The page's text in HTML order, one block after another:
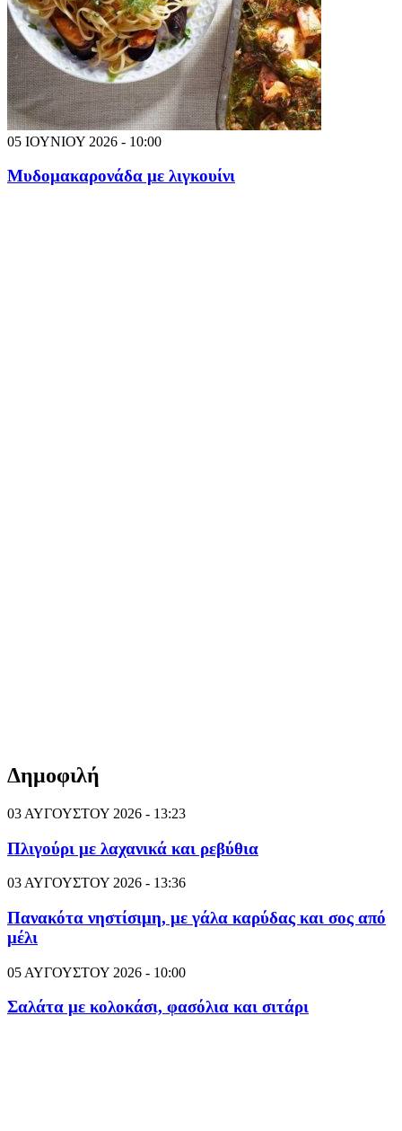
05 ΙΟΥΝΙΟΥ 2026 - 10:00
Μυδομακαρονάδα με λιγκουίνι
Δημοφιλή
03 ΑΥΓΟΥΣΤΟΥ 2026 - 13:23
Πλιγούρι με λαχανικά και ρεβύθια
03 ΑΥΓΟΥΣΤΟΥ 2026 - 13:36
Πανακότα νηστίσιμη, με γάλα καρύδας και σος από
μέλι
05 ΑΥΓΟΥΣΤΟΥ 2026 - 10:00
Σαλάτα με κολοκάσι, φασόλια και σιτάρι